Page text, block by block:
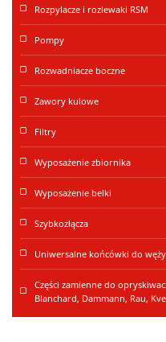
Rozpylacze i rozlewaki RSM
Pompy
Rozwadniacze boczne
Zawory kulowe
Filtry
Wyposażenie zbiornika
Wyposażenie belki
Szybkozłącza
Uniwersalne końcówki do węży
Części zamienne do
Blanchard, Dammann, Rau,